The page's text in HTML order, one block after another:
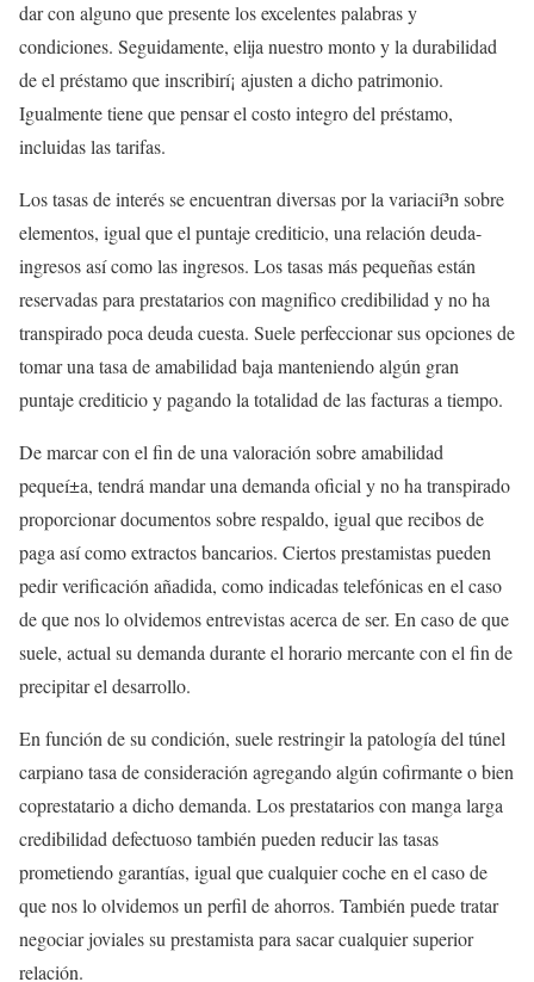
dar con alguno que presente los excelentes palabras y
condiciones. Seguidamente, elija nuestro monto y la durabilidad
de el préstamo que inscribirí¡ ajusten a dicho patrimonio.
Igualmente tiene que pensar el costo integro del préstamo,
incluidas las tarifas.
Los tasas de interés se encuentran diversas por la variacií³n sobre
elementos, igual que el puntaje crediticio, una relación deuda-
ingresos así­ como las ingresos. Los tasas más pequeñas están
reservadas para prestatarios con magnifico credibilidad y no ha
transpirado poca deuda cuesta. Suele perfeccionar sus opciones de
tomar una tasa de amabilidad baja manteniendo algún gran
puntaje crediticio y pagando la totalidad de las facturas a tiempo.
De marcar con el fin de una valoración sobre amabilidad
pequeí±a, tendrá mandar una demanda oficial y no ha transpirado
proporcionar documentos sobre respaldo, igual que recibos de
paga así­ como extractos bancarios. Ciertos prestamistas pueden
pedir verificación añadida, como indicadas telefónicas en el caso
de que nos lo olvidemos entrevistas acerca de ser. En caso de que
suele, actual su demanda durante el horario mercante con el fin de
precipitar el desarrollo.
En función de su condición, suele restringir la patologí­a del túnel
carpiano tasa de consideración agregando algún cofirmante o bien
coprestatario a dicho demanda. Los prestatarios con manga larga
credibilidad defectuoso también pueden reducir las tasas
prometiendo garantías, igual que cualquier coche en el caso de
que nos lo olvidemos un perfil de ahorros. También puede tratar
negociar joviales su prestamista para sacar cualquier superior
relación.